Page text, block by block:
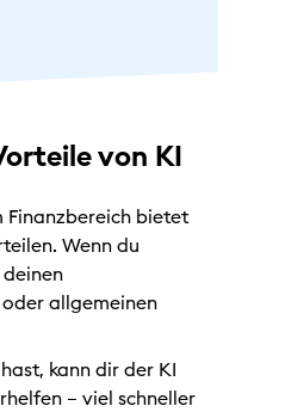
von KI
Finanzbereich bietet
Wenn du
allgemeinen
kann dir der KI
– viel schneller